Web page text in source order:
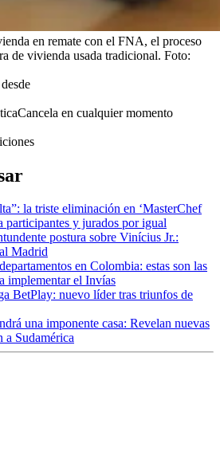
en remate con el FNA, el proceso
de vivienda usada tradicional. Foto:
Cancela en cualquier momento
la triste eliminación en ‘MasterChef
participantes y jurados por igual
postura sobre Vinícius Jr.:
Madrid
en Colombia: estas son las
implementar el Invías
BetPlay: nuevo líder tras triunfos de
una imponente casa: Revelan nuevas
a Sudamérica